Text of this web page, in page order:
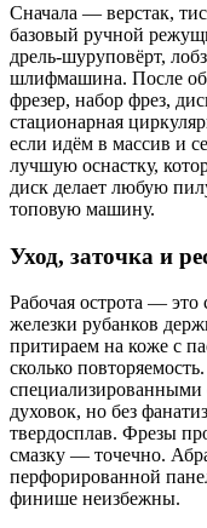
Сначала — верстак,
базовый ручной
дрель‑шуруповёрт,
шлифмашина. После
фрезер, набор фрез,
стационарная
если идём в массив и
лучшую оснастку,
диск делает любую
топовую машину.
Уход, заточка и
Рабочая острота — это
железки рубанков
притираем на коже с
сколько
специализированными
духовок, но без
твердосплав. Фрезы
смазку — точечно.
перфорированной
финише неизбежны.